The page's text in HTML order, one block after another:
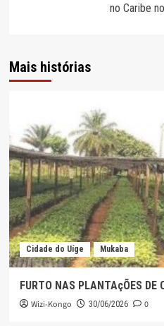
no Caribe
Mais histórias
Cidade do Uíge Mukaba
FURTO NAS PLANTAçÕES DE
Wizi-Kongo 30/06/2026 0